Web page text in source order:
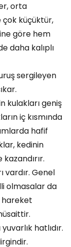
orta
çok küçüktür,
göre hem
daha kalıplı
sergileyen
kulakları geniş
iç kısmında
hafif
kedinin
vardır. Genel
olmasalar da
hareket
hatlıdır.